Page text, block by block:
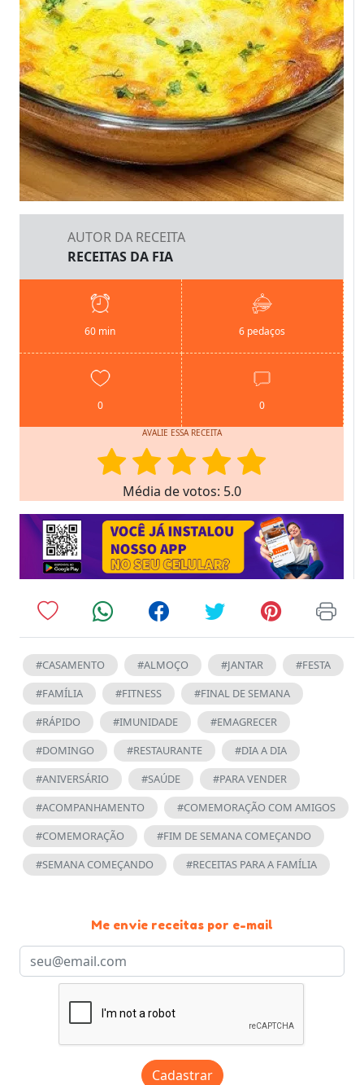
AUTOR DA RECEITA
RECEITAS DA FIA
60 min 6 pedaços
0 0
AVALIE ESSA RECEITA
Média de votos: 5.0
#CASAMENTO #ALMOÇO #JANTAR
#FESTA
#FAMÍLIA
#FITNESS
#FINAL DE SEMANA
#RÁPIDO
#IMUNIDADE
#EMAGRECER
#DOMINGO
#RESTAURANTE
#DIA A DIA
#ANIVERSÁRIO
#SAÚDE
#PARA VENDER
#ACOMPANHAMENTO
#COMEMORAÇÃO COM AMIGOS
#COMEMORAÇÃO
#FIM DE SEMANA COMEÇANDO
#SEMANA COMEÇANDO
#RECEITAS PARA A FAMÍLIA
Me envie receitas por e-mail
Cadastrar